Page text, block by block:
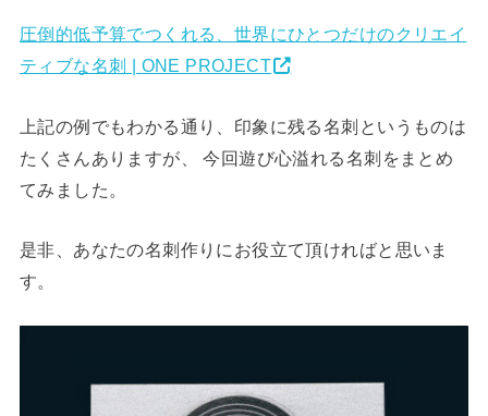
圧倒的低予算でつくれる、世界にひとつだけのクリエイ
ティブな名刺 | ONE PROJECT
上記の例でもわかる通り、印象に残る名刺というものは
たくさんありますが、 今回遊び心溢れる名刺をまとめ
てみました。
是非、あなたの名刺作りにお役立て頂ければと思いま
す。